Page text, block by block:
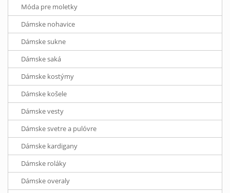
Móda pre moletky
Dámske nohavice
Dámske sukne
Dámske saká
Dámske kostýmy
Dámske košele
Dámske vesty
Dámske svetre a pulóvre
Dámske kardigany
Dámske roláky
Dámske overaly